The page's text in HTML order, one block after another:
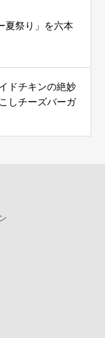
夏祭り」を六本
ドチキンの絶妙
しチーズバーガ